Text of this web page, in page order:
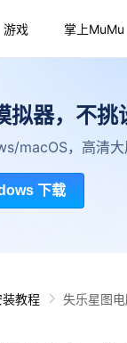
游戏 掌上MuMu
器，不挑
macOS，高清
下载
装教程 失乐星图